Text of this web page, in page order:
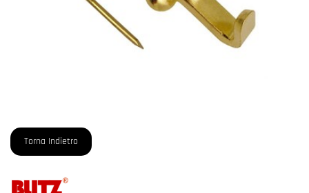
Torna Indietro